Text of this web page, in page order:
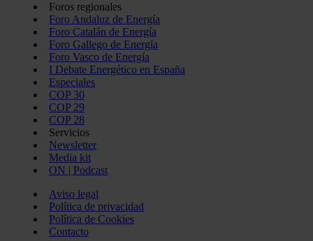
Foros regionales
Foro Andaluz de Energía
Foro Catalán de Energía
Foro Gallego de Energía
Foro Vasco de Energía
I Debate Energético en España
Especiales
COP 30
COP 29
COP 28
Servicios
Newsletter
Media kit
ON | Podcast
Aviso legal
Política de privacidad
Política de Cookies
Contacto